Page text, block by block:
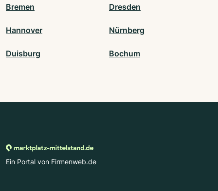
Bremen Dresden
Hannover Nürnberg
Duisburg Bochum
Ein Portal von Firmenweb.de